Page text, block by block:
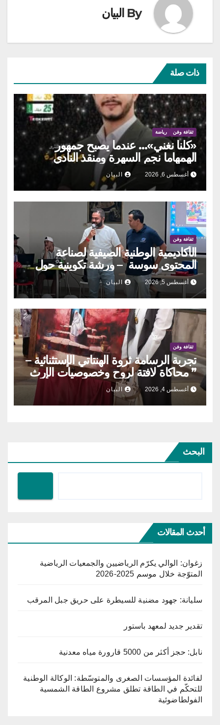
By البيان
ذات صلة
ثقافة وفن رياضة
«كلنا نغني»… عندما يصبح جمهور
الهمهاما نجم السهرة ومنقذ النادي
أغسطس 6, 2026 البيان
ثقافة وفن
الأكاديمية الوطنية الصيفية لصناعة
المحتوى سوسة – ورشة تكوينية حول
الحوكمة التشاركية
أغسطس 5, 2026 البيان
ثقافة وفن
تجربة الرسامة ثروة الهنتاتي الإستثنائية –
” محاكاة لافتة لروح وخصوصيات الإرث
العمراني والحراك الإنساني بلمسات
أنثويٌة مدهشة”
أغسطس 4, 2026 البيان
البحث
أحدث المقالات
زغوان: الوالي يكرّم الرياضيين والجمعيات الرياضية
المتوّجة خلال موسم 2025-2026
سليانة: جهود مضنية للسيطرة على حريق جبل المرقب
تقدير جديد لمعهد باستور
نابل: حجز أكثر من 5000 قارورة مياه معدنية
لفائدة المؤسسات الصغرى والمتوسّطة: الوكالة الوطنية
للتحكّم في الطاقة تطلق مشروع الطاقة الشمسية
الفولطاضوئية